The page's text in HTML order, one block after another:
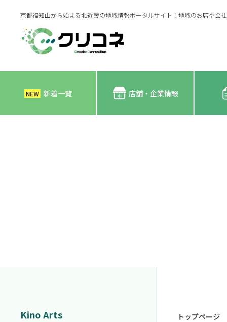
京都福知山から始まる北近畿の地域情報ポータルサイト！地域のお店や会
NEW 新着一覧 店舗・企業情報
トップページ
Kino Arts